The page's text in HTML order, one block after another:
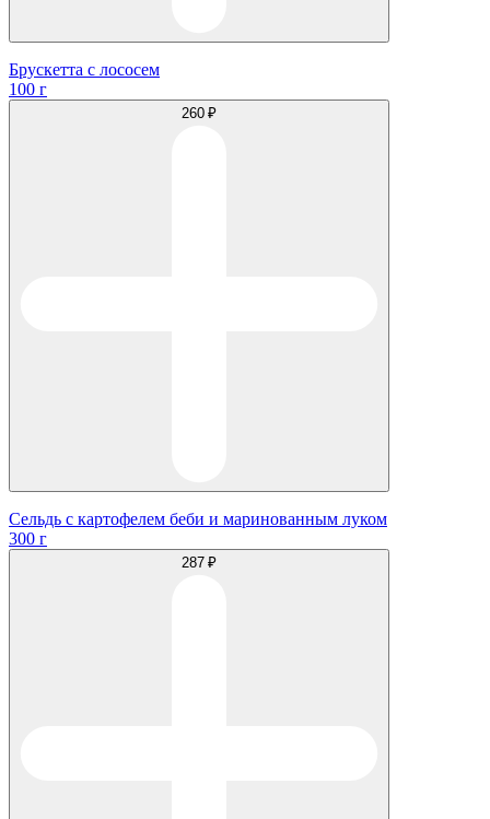
Брускетта с лососем
100 г
260 ₽
Сельдь с картофелем беби и маринованным луком
300 г
287 ₽